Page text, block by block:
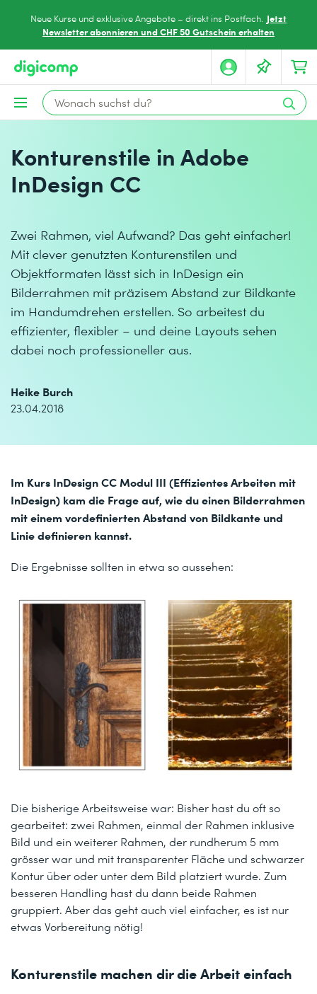
Neue Kurse und exklusive Angebote – direkt ins Postfach. Jetzt
Newsletter abonnieren und CHF 50 Gutschein erhalten
Konturenstile in Adobe
InDesign CC
Zwei Rahmen, viel Aufwand? Das geht einfacher!
Mit clever genutzten Konturenstilen und
Objektformaten lässt sich in InDesign ein
Bilderrahmen mit präzisem Abstand zur Bildkante
im Handumdrehen erstellen. So arbeitest du
effizienter, flexibler – und deine Layouts sehen
dabei noch professioneller aus.
Heike Burch
23.04.2018
Im Kurs InDesign CC Modul III (Effizientes Arbeiten mit
InDesign) kam die Frage auf, wie du einen Bilderrahmen
mit einem vordefinierten Abstand von Bildkante und
Linie definieren kannst.
Die Ergebnisse sollten in etwa so aussehen:
Die bisherige Arbeitsweise war: Bisher hast du oft so
gearbeitet: zwei Rahmen, einmal der Rahmen inklusive
Bild und ein weiterer Rahmen, der rundherum 5 mm
grösser war und mit transparenter Fläche und schwarzer
Kontur über oder unter dem Bild platziert wurde. Zum
besseren Handling hast du dann beide Rahmen
gruppiert. Aber das geht auch viel einfacher, es ist nur
etwas Vorbereitung nötig!
Konturenstile machen dir die Arbeit einfach